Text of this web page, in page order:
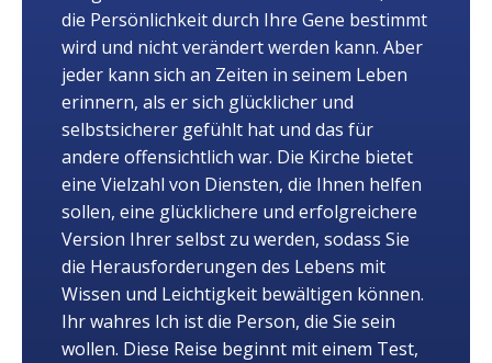
die Persönlichkeit durch Ihre Gene bestimmt
wird und nicht verändert werden kann. Aber
jeder kann sich an Zeiten in seinem Leben
erinnern, als er sich glücklicher und
selbstsicherer gefühlt hat und das für
andere offensichtlich war. Die Kirche bietet
eine Vielzahl von Diensten, die Ihnen helfen
sollen, eine glücklichere und erfolgreichere
Version Ihrer selbst zu werden, sodass Sie
die Herausforderungen des Lebens mit
Wissen und Leichtigkeit bewältigen können.
Ihr wahres Ich ist die Person, die Sie sein
wollen. Diese Reise beginnt mit einem Test,